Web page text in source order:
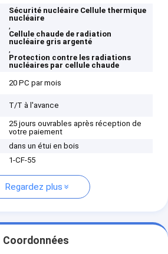
Sécurité nucléaire Cellule thermique
nucléaire
,
Cellule chaude de radiation
nucléaire gris argenté
,
Protection contre les radiations
nucléaires par cellule chaude
20 PC par mois
T/T à l'avance
25 jours ouvrables après réception de
votre paiement
dans un étui en bois
1-CF-55
Regardez plus
Coordonnées